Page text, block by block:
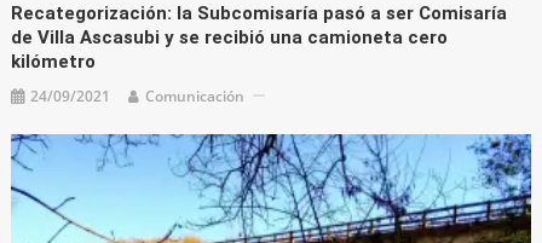
Recategorización: la Subcomisaría pasó a ser Comisaría
de Villa Ascasubi y se recibió una camioneta cero
kilómetro
24/09/2021 Comunicación